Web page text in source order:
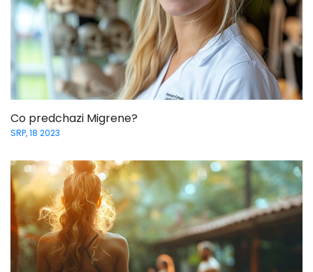
Co predchazi Migrene?
SRP, 18 2023